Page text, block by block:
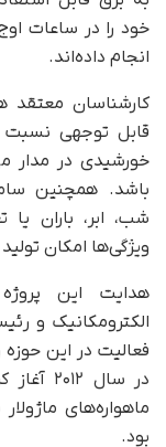
انجام داده‌اند.
کارشناسان معتقد
قابل‌ توجهی نسبت
خورشیدی در مدار
باشد. همچنین
شب، ابر، باران
ویژگی‌ها امکان
هدایت این
در سال
ماهواره‌های
بود.